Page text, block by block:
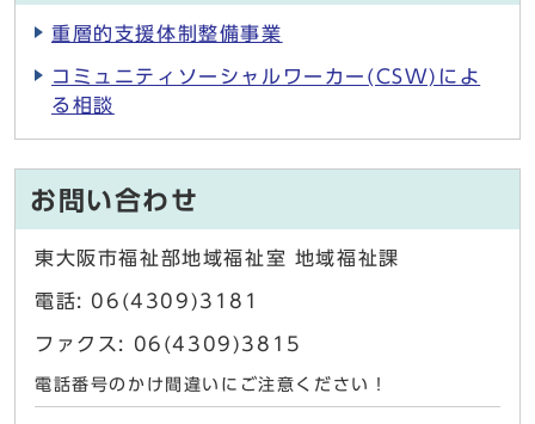
重層的支援体制整備事業
コミュニティソーシャルワーカー(CSW)によ
る相談
お問い合わせ
東大阪市福祉部地域福祉室 地域福祉課
電話: 06(4309)3181
ファクス: 06(4309)3815
電話番号のかけ間違いにご注意ください！